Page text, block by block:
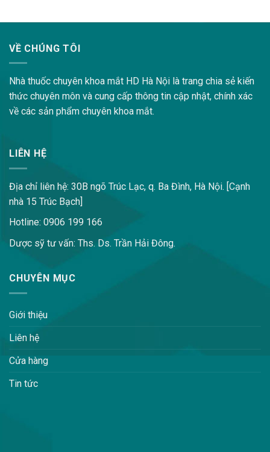
VỀ CHÚNG TÔI
Nhà thuốc chuyên khoa mắt HD Hà Nội là trang chia sẻ kiến
thức chuyên môn và cung cấp thông tin cập nhật, chính xác
về các sản phẩm chuyên khoa mắt.
LIÊN HỆ
Địa chỉ liên hệ: 30B ngõ Trúc Lạc, q. Ba Đình, Hà Nội. [Cạnh
nhà 15 Trúc Bạch]
Hotline: 0906 199 166
Dược sỹ tư vấn: Ths. Ds. Trần Hải Đông.
CHUYÊN MỤC
Giới thiệu
Liên hệ
Cửa hàng
Tin tức